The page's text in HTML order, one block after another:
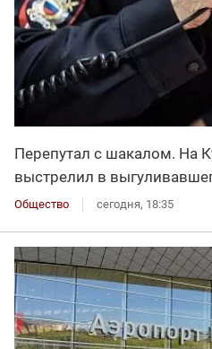
Перепутал с шакалом. На
выстрелил в
Общество сегодня, 18:35